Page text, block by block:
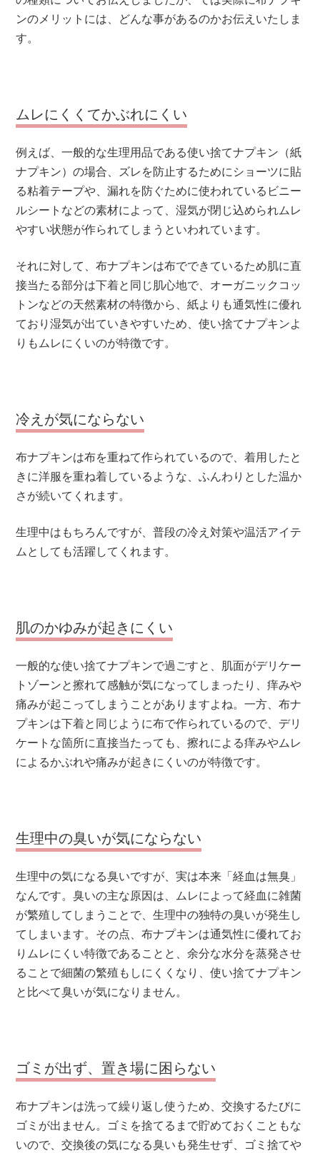
ンのメリットには、どんな事があるのかお伝えいたしま
す。
ムレにくくてかぶれにくい
例えば、一般的な生理用品である使い捨てナプキン（紙
ナプキン）の場合、ズレを防止するためにショーツに貼
る粘着テープや、漏れを防ぐために使われているビニー
ルシートなどの素材によって、湿気が閉じ込められムレ
やすい状態が作られてしまうといわれています。
それに対して、布ナプキンは布でできているため肌に直
接当たる部分は下着と同じ肌心地で、オーガニックコッ
トンなどの天然素材の特徴から、紙よりも通気性に優れ
ており湿気が出ていきやすいため、使い捨てナプキンよ
りもムレにくいのが特徴です。
冷えが気にならない
布ナプキンは布を重ねて作られているので、着用したと
きに洋服を重ね着しているような、ふんわりとした温か
さが続いてくれます。
生理中はもちろんですが、普段の冷え対策や温活アイテ
ムとしても活躍してくれます。
肌のかゆみが起きにくい
一般的な使い捨てナプキンで過ごすと、肌面がデリケー
トゾーンと擦れて感触が気になってしまったり、痒みや
痛みが起こってしまうことがありますよね。一方、布ナ
プキンは下着と同じように布で作られているので、デリ
ケートな箇所に直接当たっても、擦れによる痒みやムレ
によるかぶれや痛みが起きにくいのが特徴です。
生理中の臭いが気にならない
生理中の気になる臭いですが、実は本来「経血は無臭」
なんです。臭いの主な原因は、ムレによって経血に雑菌
が繁殖してしまうことで、生理中の独特の臭いが発生し
てしまいます。その点、布ナプキンは通気性に優れてお
りムレにくい特徴であることと、余分な水分を蒸発させ
ることで細菌の繁殖もしにくくなり、使い捨てナプキン
と比べて臭いが気になりません。
ゴミが出ず、置き場に困らない
布ナプキンは洗って繰り返し使うため、交換するたびに
ゴミが出ません。ゴミを捨てるまで貯めておくこともな
いので、交換後の気になる臭いも発生せず、ゴミ捨てや